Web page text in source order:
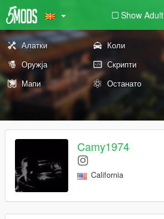
Show Adult
Алатки Коли
Оружја
Скрипти
Мапи
Останато
Camy1974
California